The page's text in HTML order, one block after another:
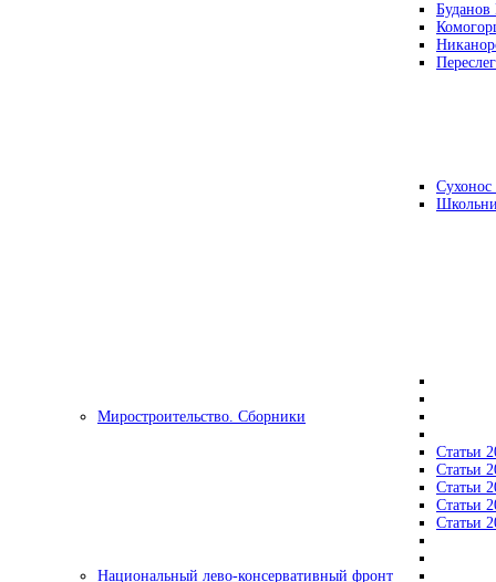
Буданов
Миростроительство. Сборники
Статьи
Статьи
Статьи
Статьи
Статьи
Национальный лево-консервативный фронт